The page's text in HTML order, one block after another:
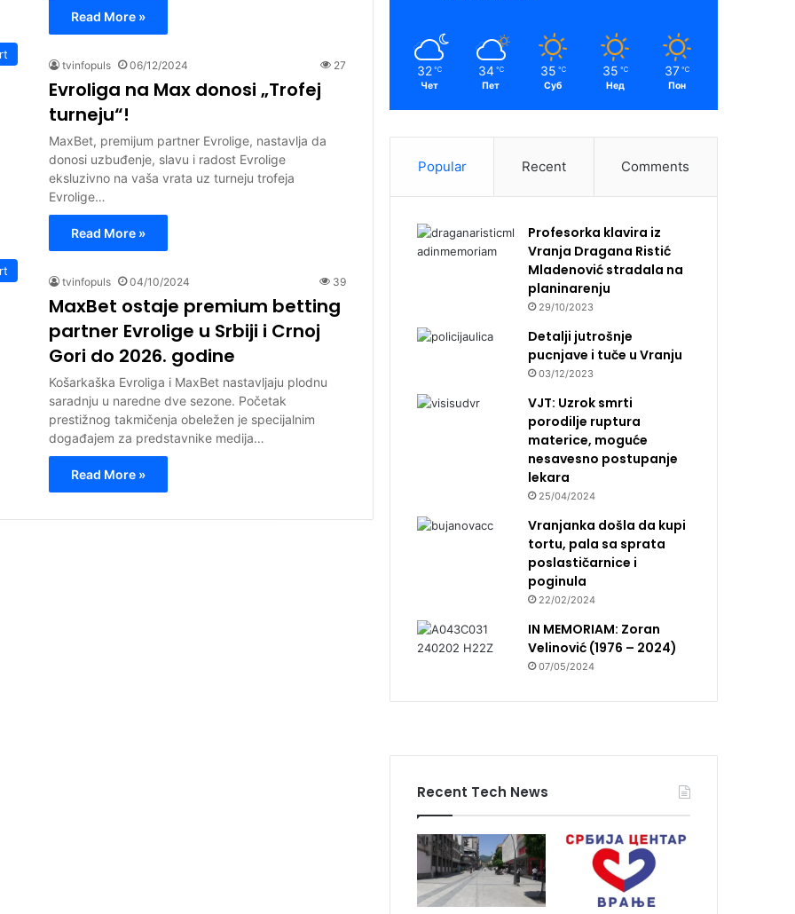
Read More »
tvinfopuls 06/12/2024 27
Evroliga na Max donosi „Trofej
turneju“!
MaxBet, premijum partner Evrolige, nastavlja da
donosi uzbuđenje, slavu i radost Evrolige
eksluzivno na vaša vrata uz turneju trofeja
Evrolige…
Read More »
tvinfopuls 04/10/2024 39
MaxBet ostaje premium betting
partner Evrolige u Srbiji i Crnoj
Gori do 2026. godine
Košarkaška Evroliga i MaxBet nastavljaju plodnu
saradnju u naredne dve sezone. Početak
prestižnog takmičenja obeležen je specijalnim
događajem za predstavnike medija…
Read More »
32 ℃
Чет
34 ℃
Пет
35 ℃
Суб
35 ℃
Нед
37 ℃
Пон
Popular Recent Comments
Profesorka klavira iz
Vranja Dragana Ristić
Mladenović stradala na
planinarenju
29/10/2023
Detalji jutrošnje
pucnjave i tuče u Vranju
03/12/2023
VJT: Uzrok smrti
porodilje ruptura
materice, moguće
nesavesno postupanje
lekara
25/04/2024
Vranjanka došla da kupi
tortu, pala sa sprata
poslastičarnice i
poginula
22/02/2024
IN MEMORIAM: Zoran
Velinović (1976 – 2024)
07/05/2024
Recent Tech News